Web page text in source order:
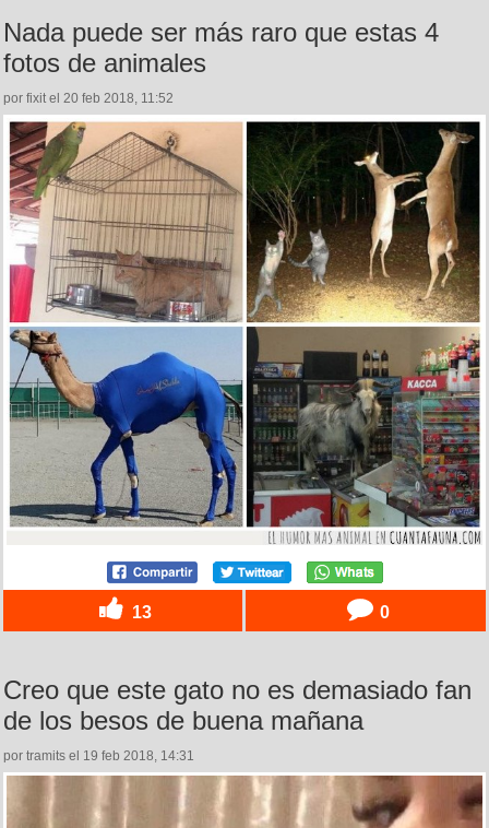
Nada puede ser más raro que estas 4
fotos de animales
por fixit el 20 feb 2018, 11:52
13 0
Creo que este gato no es demasiado fan
de los besos de buena mañana
por tramits el 19 feb 2018, 14:31